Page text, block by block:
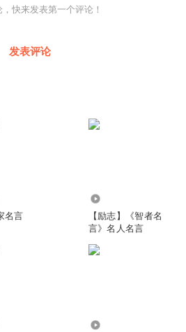
快来发表第一个评论！
发表评论
名言
【励志】《智者名
言》名人名言